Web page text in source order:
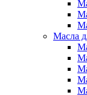
Масла